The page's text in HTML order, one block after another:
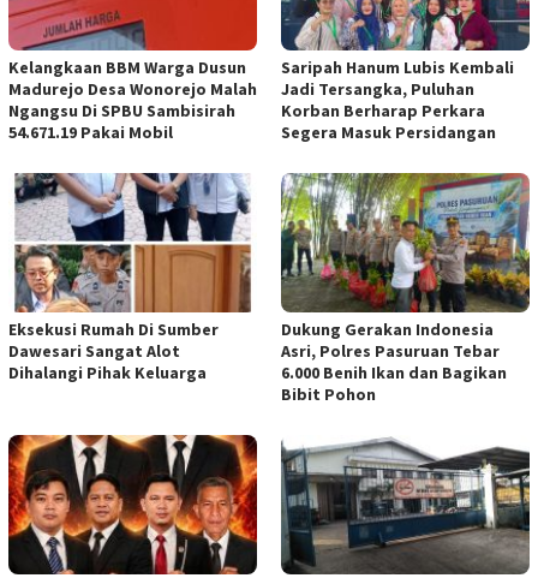
Kelangkaan BBM Warga Dusun
Madurejo Desa Wonorejo Malah
Ngangsu Di SPBU Sambisirah
54.671.19 Pakai Mobil
Saripah Hanum Lubis Kembali
Jadi Tersangka, Puluhan
Korban Berharap Perkara
Segera Masuk Persidangan
Eksekusi Rumah Di Sumber
Dawesari Sangat Alot
Dihalangi Pihak Keluarga
Dukung Gerakan Indonesia
Asri, Polres Pasuruan Tebar
6.000 Benih Ikan dan Bagikan
Bibit Pohon